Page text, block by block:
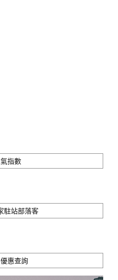
指數
駐站部落客
惠查詢